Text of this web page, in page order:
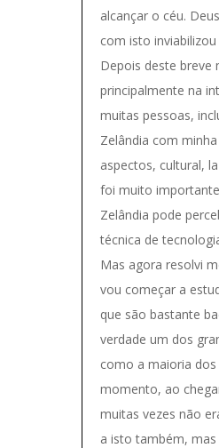
alcançar o céu.
com isto
Depois deste
principalmente na
muitas pessoas,
Zelândia com
aspectos, cultural,
foi muito
Zelândia pode
técnica de
Mas agora resolvi
vou começar a
que são bastante
verdade um dos
como a maioria
momento, ao
muitas vezes não
a isto também,